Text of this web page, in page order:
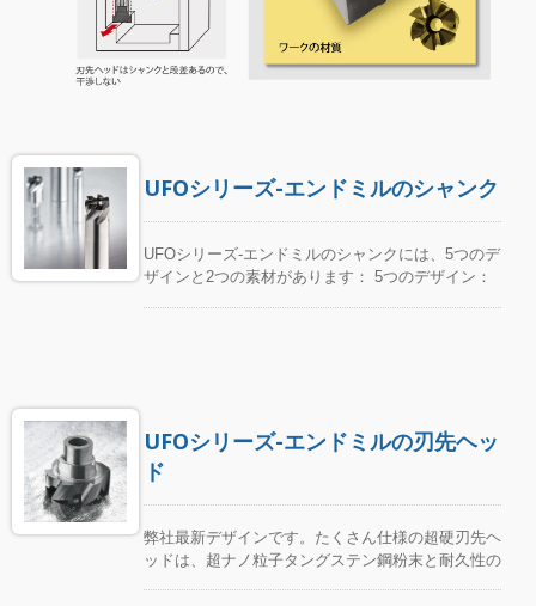
UFOシリーズ-エンドミルのシャンク
UFOシリーズ-エンドミルのシャンクには、5つのデ
ザインと2つの素材があります： 5つのデザイン：
ルを軽減し、三面接触設計により、しっかりとした
しっかりとしたフィット感が保証されます。シャン
クは5つのデザイン（ラウンドハンドル型、スリム
ネック型、マシニングセンタ用シャンク、コンビ式
シャンク）があるので、様々難切削料も加工するこ
とができます。例えば：焼き入れ鋼/白鉄/高ニッケ
ル合金/チタン合金 1.非常に安定性が高く、高速フ
ライス加工に非常に適しています。 2.大量生産加
UFOシリーズ-エンドミルの刃先ヘッ
ド
弊社最新デザインです。たくさん仕様の超硬刃先ヘ
ッドは、超ナノ粒子タングステン鋼粉末と耐久性の